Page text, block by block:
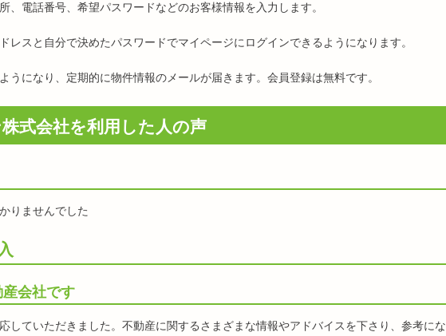
、電話番号、希望パスワードなどのお客様情報を入力します。
レスと自分で決めたパスワードでマイページにログインできるようになります。
うになり、定期的に物件情報のメールが届きます。会員登録は無料です。
式会社を利用した人の声
りませんでした
会社です
していただきました。不動産に関するさまざまな情報やアドバイスを下さり、参考にな